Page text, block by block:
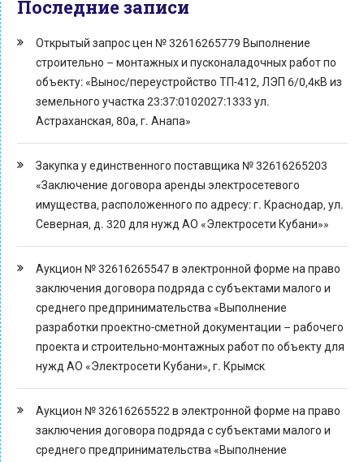
Последние записи
Открытый запрос цен № 32616265779 Выполнение
строительно – монтажных и пусконаладочных работ по
объекту: «Вынос/переустройство ТП-412, ЛЭП 6/0,4кВ из
земельного участка 23:37:0102027:1333 ул.
Астраханская, 80а, г. Анапа»
Закупка у единственного поставщика № 32616265203
«Заключение договора аренды электросетевого
имущества, расположенного по адресу: г. Краснодар, ул.
Северная, д. 320 для нужд АО «Электросети Кубани»»
Аукцион № 32616265547 в электронной форме на право
заключения договора подряда с субъектами малого и
среднего предпринимательства «Выполнение
разработки проектно-сметной документации – рабочего
проекта и строительно-монтажных работ по объекту для
нужд АО «Электросети Кубани», г. Крымск
Аукцион № 32616265522 в электронной форме на право
заключения договора подряда с субъектами малого и
среднего предпринимательства «Выполнение